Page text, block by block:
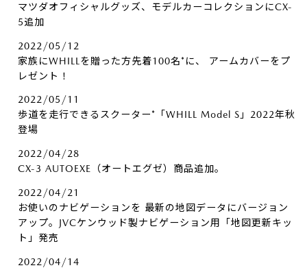
マツダオフィシャルグッズ、モデルカーコレクションにCX-
5追加
2022/05/12
家族にWHILLを贈った方先着100名*に、​ アームカバーをプ
レゼント！
2022/05/11
歩道を走行できるスクーター*「WHILL Model S」2022年秋
登場
2022/04/28
CX-3 AUTOEXE（オートエグゼ）商品追加。
2022/04/21
お使いのナビゲーションを 最新の地図データにバージョン
アップ。JVCケンウッド製ナビゲーション用「地図更新キッ
ト」発売
2022/04/14